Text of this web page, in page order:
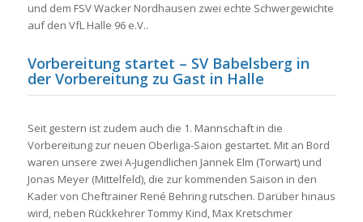
und dem FSV Wacker Nordhausen zwei echte Schwergewichte
auf den VfL Halle 96 e.V..
Vorbereitung startet – SV Babelsberg in
der Vorbereitung zu Gast in Halle
Seit gestern ist zudem auch die 1. Mannschaft in die
Vorbereitung zur neuen Oberliga-Saion gestartet. Mit an Bord
waren unsere zwei A-Jugendlichen Jannek Elm (Torwart) und
Jonas Meyer (Mittelfeld), die zur kommenden Saison in den
Kader von Cheftrainer René Behring rutschen. Darüber hinaus
wird, neben Rückkehrer Tommy Kind, Max Kretschmer